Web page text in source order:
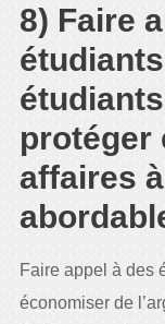
8) Faire
protéger
affaires
Faire appel à des
économiser de